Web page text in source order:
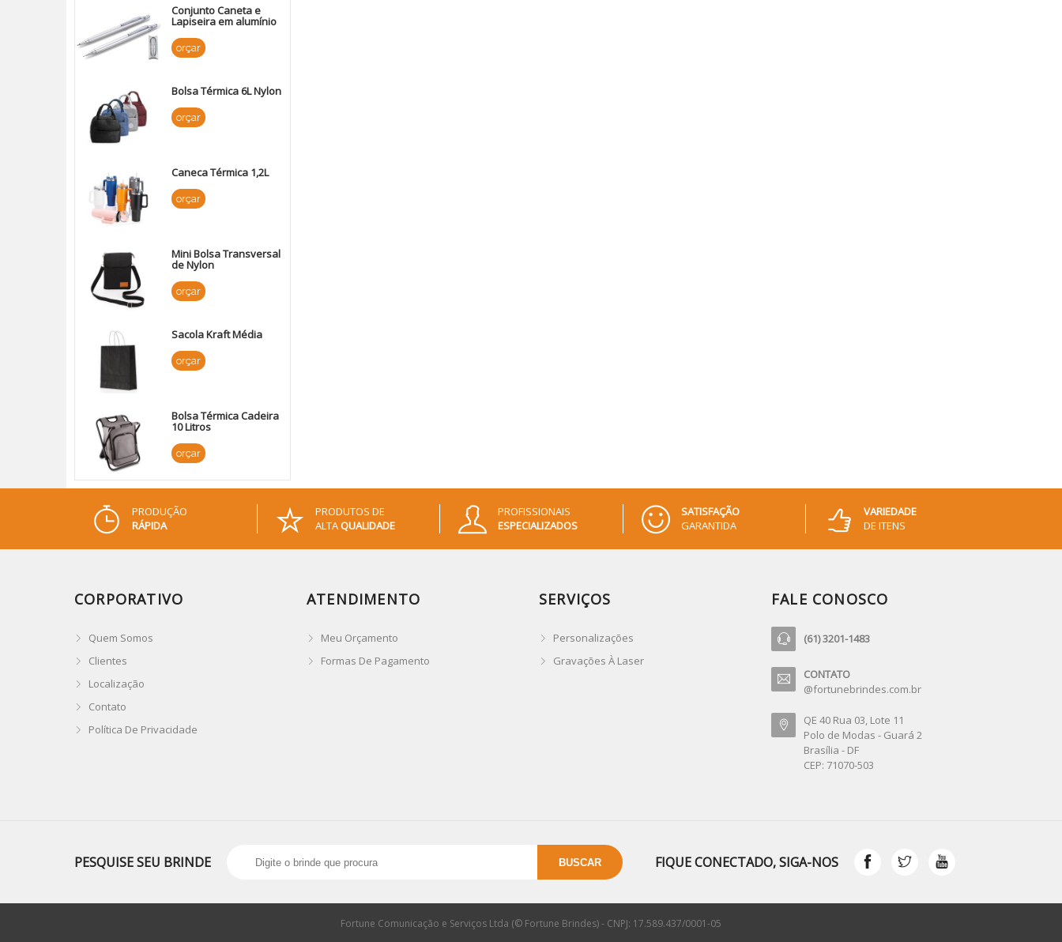
Conjunto Caneta e
Lapiseira em alumínio
orçar
Bolsa Térmica 6L Nylon
orçar
Caneca Térmica 1,2L
orçar
Mini Bolsa Transversal
de Nylon
orçar
Sacola Kraft Média
orçar
Bolsa Térmica Cadeira
10 Litros
orçar
PRODUÇÃO
RÁPIDA
PRODUTOS DE
ALTAQUALIDADE
PROFISSIONAIS
ESPECIALIZADOS
SATISFAÇÃO
GARANTIDA
VARIEDADE
DE ITENS
CORPORATIVO
Quem Somos
Clientes
Localização
Contato
Política De Privacidade
ATENDIMENTO
Meu Orçamento
Formas De Pagamento
SERVIÇOS
Personalizações
Gravações À Laser
FALE CONOSCO
(61) 3201-1483
CONTATO
@fortunebrindes.com.br
QE 40 Rua 03, Lote 11
Polo de Modas - Guará 2
Brasília - DF
CEP: 71070-503
PESQUISE SEU BRINDE FIQUE CONECTADO, SIGA-NOS
Fortune Comunicação e Serviços Ltda (© Fortune Brindes) - CNPJ: 17.589.437/0001-05